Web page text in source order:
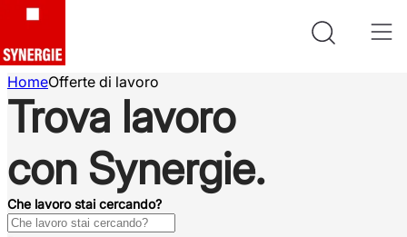
HomeOfferte di lavoro
Trova lavoro
con Synergie.
Che lavoro stai cercando?